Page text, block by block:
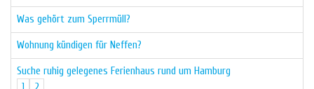
Was gehört zum Sperrmüll?
Wohnung kündigen für Neffen?
Suche ruhig gelegenes Ferienhaus rund um Hamburg